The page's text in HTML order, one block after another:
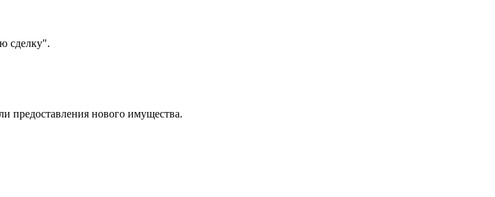
сделку".
предоставления нового имущества.